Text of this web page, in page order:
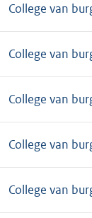
College van
College van
College van
College van
College van